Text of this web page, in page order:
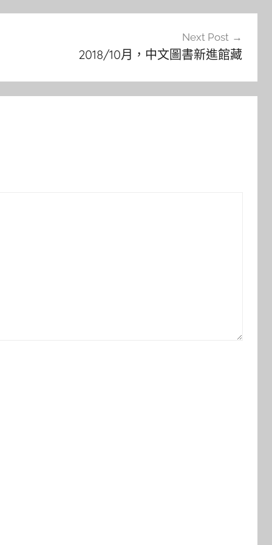
Next Post
2018/10月，中文圖書新進館藏